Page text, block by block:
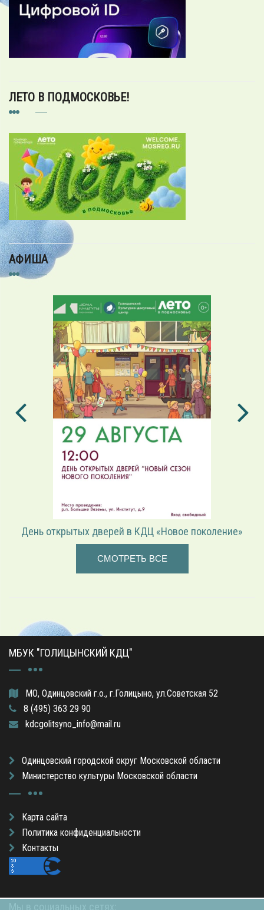
ЛЕТО В ПОДМОСКОВЬЕ!
АФИША
День открытых дверей в КДЦ «Новое поколение»
СМОТРЕТЬ ВСЕ
МБУК "ГОЛИЦЫНСКИЙ КДЦ"
МО, Одинцовский г.о., г.Голицыно, ул.Советская 52
8 (495) 363 29 90
kdcgolitsyno_info@mail.ru
Одинцовский городской округ Московской области
Министерство культуры Московской области
Карта сайта
Политика конфиденциальности
Контакты